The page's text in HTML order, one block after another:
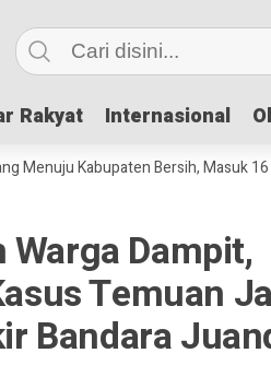
Rakyat Internasional
Rakyat Internasional
Kabupaten Bersih, Masuk 16 Terbaik
Dampit,
Temuan
Bandara